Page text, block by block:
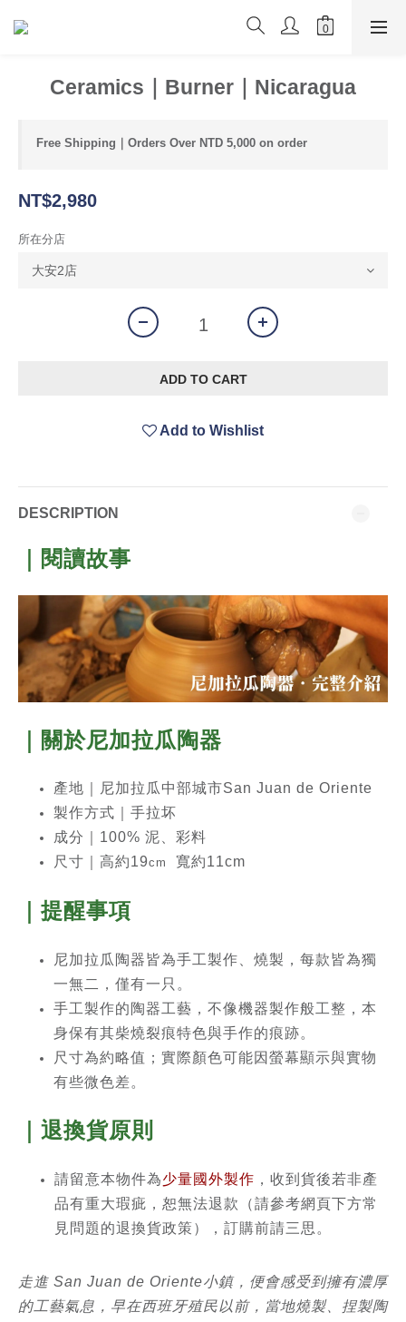
Ceramics｜Burner｜Nicaragua
Free Shipping｜Orders Over NTD 5,000 on order
NT$2,980
所在分店
ADD TO CART
Add to Wishlist
DESCRIPTION
｜閱讀故事
｜關於尼加拉瓜陶器
產地｜尼加拉瓜中部城市San Juan de Oriente
製作方式｜手拉坏
成分｜100% 泥、彩料
尺寸｜高約19cm 寬約11cm
｜提醒事項
尼加拉瓜陶器皆為手工製作、燒製，每款皆為獨
一無二，僅有一只。
手工製作的陶器工藝，不像機器製作般工整，本
身保有其柴燒裂痕特色與手作的痕跡。
尺寸為約略值；實際顏色可能因螢幕顯示與實物
有些微色差。
｜退換貨原則
請留意本物件為少量國外製作 ，收到貨後若非產
品有重大瑕疵，恕無法退款（請參考網頁下方常
見問題的退換貨政策），訂購前請三思。
走進 San Juan de Oriente小鎮，便會感受到擁有濃厚
的工藝氣息，早在西班牙殖民以前，當地燒製、捏製陶